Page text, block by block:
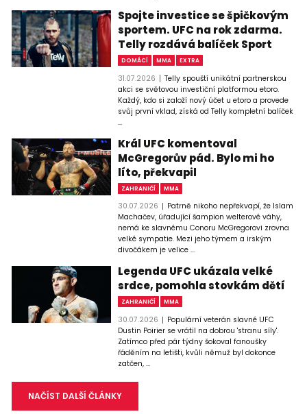
Spojte investice se špičkovým
sportem. UFC na rok zdarma.
Telly rozdává balíček Sport
DOMÁCÍ MMA EXTRA
31.07.2026
Telly spouští unikátní partnerskou
akci se světovou investiční platformou etoro.
Každý, kdo si založí nový účet u etoro a provede
svůj první vklad, získá od Telly kompletní balíček
...
Král UFC komentoval
McGregorův pád. Bylo mi ho
líto, překvapil
ZAHRANIČÍ MMA
30.07.2026
Patrně nikoho nepřekvapí, že Islam
Machačev, úřadující šampion welterové váhy,
nemá ke slavnému Conoru McGregorovi zrovna
velké sympatie. Mezi jeho týmem a irským
divočákem je velice ...
Legenda UFC ukázala velké
srdce, pomohla stovkám dětí
ZAHRANIČÍ MMA
30.07.2026
Populární veterán slavné UFC
Dustin Poirier se vrátil na dobrou 'stranu síly'.
Zatímco před pár týdny šokoval fanoušky
řáděním na letišti, kvůli němuž byl dokonce
zatčen, ...
NAČÍST DALŠÍ ČLÁNKY